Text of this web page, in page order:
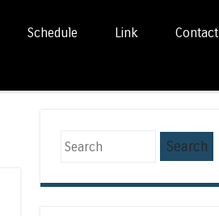
Schedule Link Contact
Search